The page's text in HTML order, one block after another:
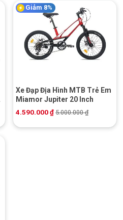
Giảm 8%
Xe Đạp Địa Hình MTB Trẻ Em
Miamor Jupiter 20 Inch
4.590.000₫ 5.000.000₫